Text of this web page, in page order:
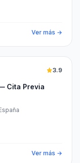
Ver más →
Cita Previa
3.9
Ver más →